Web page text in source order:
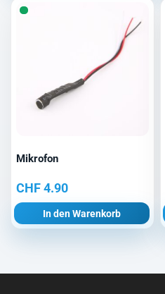
Mikrofon
CHF4.90
In den Warenkorb